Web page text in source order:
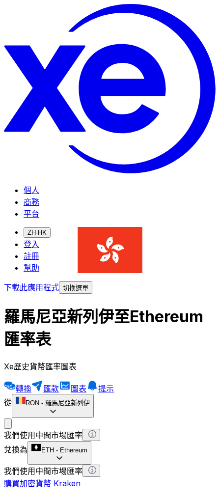
個人
商務
平台
ZH-HK
登入
註冊
幫助
下載此應用程式 切換選單
羅馬尼亞新列伊至Ethereum
匯率表
Xe歷史貨幣匯率圖表
轉換 匯款 圖表
提示
從
RON - 羅馬尼亞新列伊
我們使用中間市場匯率
兌換為
ETH - Ethereum
我們使用中間市場匯率
購買加密貨幣 Kraken